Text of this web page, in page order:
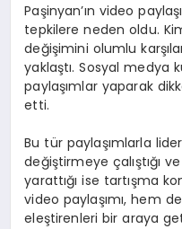
Paşinyan’ın video
tepkilere neden oldu.
değişimini olumlu
yaklaştı. Sosyal medya
paylaşımlar yaparak
etti.
Bu tür paylaşımlarla
değiştirmeye çalıştığı
yarattığı ise tartışma
video paylaşımı, hem
eleştirenleri bir araya